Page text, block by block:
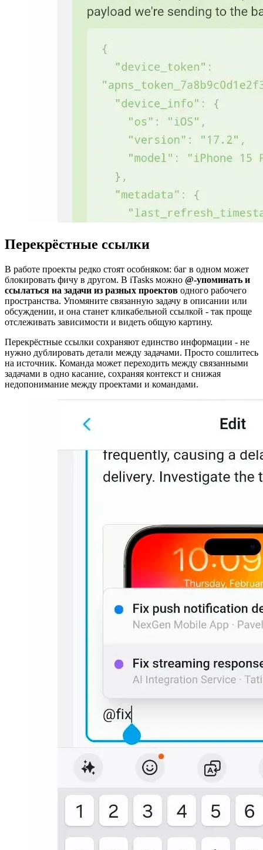
Перекрёстные ссылки
В работе проекты редко стоят особняком: баг в одном может
блокировать фичу в другом. В iTasks можно @-упоминать и
ссылаться на задачи из разных проектов одного рабочего
пространства. Упомяните связанную задачу в описании или
обсуждении, и она станет кликабельной ссылкой - так проще
отслеживать зависимости и видеть общую картину.
Перекрёстные ссылки сохраняют единство информации - не
нужно дублировать детали между задачами. Просто сошлитесь
на источник. Команда может переходить между связанными
задачами в одно касание, сохраняя контекст и снижая
недопонимание между проектами и командами.